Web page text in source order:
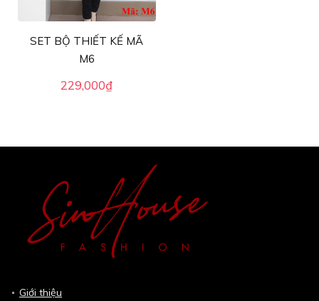
SET BỘ THIẾT KẾ MÃ
M6
229,000₫
Giới thiệu